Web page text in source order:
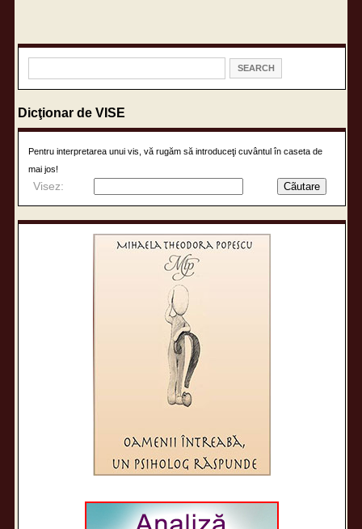
Dicţionar de VISE
Pentru interpretarea unui vis, vă rugăm să introduceţi cuvântul în caseta de
mai jos!
Visez: